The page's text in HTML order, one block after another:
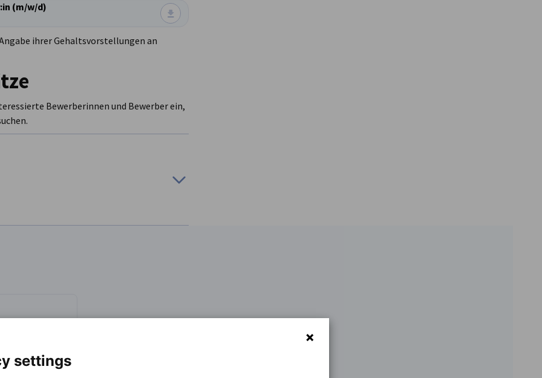
(m/w/d)
ihrer Gehaltsvorstellungen an
Bewerberinnen und Bewerber ein,
Dann ist der
settings